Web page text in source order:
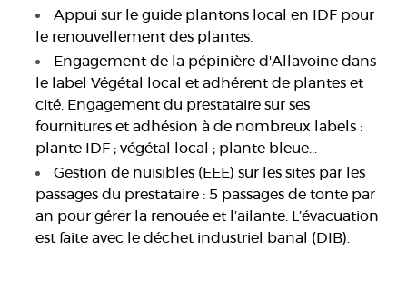
Appui sur le guide plantons local en IDF pour
le renouvellement des plantes.
Engagement de la pépinière d'Allavoine dans
le label Végétal local et adhérent de plantes et
cité. Engagement du prestataire sur ses
fournitures et adhésion à de nombreux labels :
plante IDF ; végétal local ; plante bleue…
Gestion de nuisibles (EEE) sur les sites par les
passages du prestataire : 5 passages de tonte par
an pour gérer la renouée et l’ailante. L’évacuation
est faite avec le déchet industriel banal (DIB).